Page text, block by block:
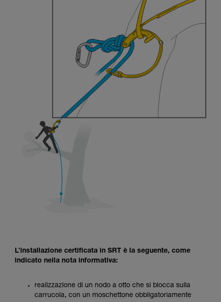
L’installazione certificata in SRT è la seguente, come
indicato nella nota informativa:
realizzazione di un nodo a otto che si blocca sulla
carrucola, con un moschettone obbligatoriamente